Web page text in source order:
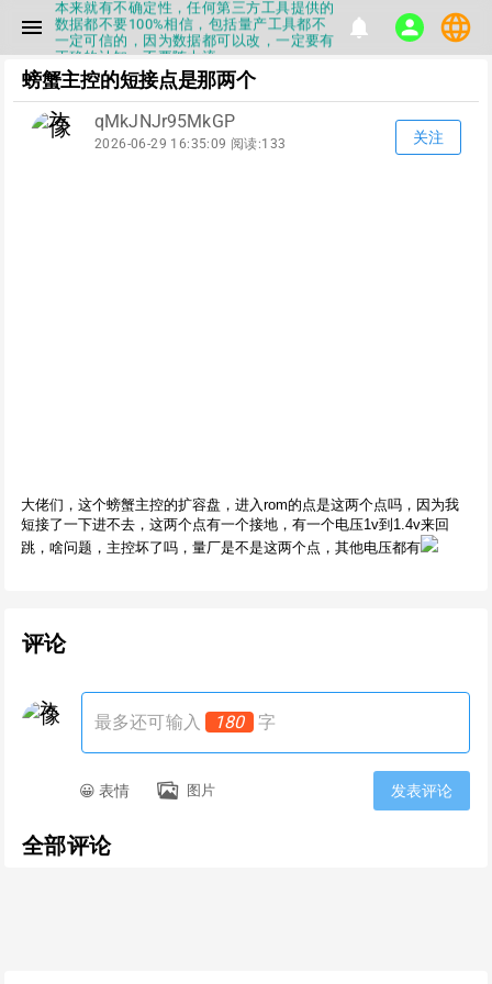
menu
本来就有不确定性，任何第三方工具提供的
数据都不要100%相信，包括量产工具都不
一定可信的，因为数据都可以改，一定要有
正确的认知，不要随大流
▪如果发现数据有错误，或者存在误导，欢
迎积极反馈，Flashinfo尽量维护最正确的
指导性数据
▪Flashinfo APP更新技术规格和量产工具标
签啦，使用更加丝滑，快点击下载吧
notifications person language
螃蟹主控的短接点是那两个
qMkJNJr95MkGP
2026-06-29 16:35:09 阅读:133 关注
大佬们，这个螃蟹主控的扩容盘，进入rom的点是这两个点吗，因为我
短接了一下进不去，这两个点有一个接地，有一个电压1v到1.4v来回
跳，啥问题，主控坏了吗，量厂是不是这两个点，其他电压都有
评论
最多还可输入 180 字
😀 表情 图片 发表评论
全部评论